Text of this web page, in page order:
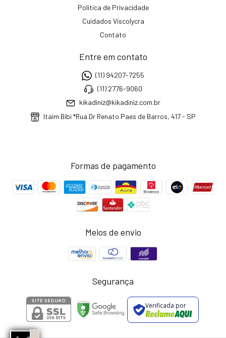
Política de Privacidade
Cuidados Viscolycra
Contato
Entre em contato
(11) 94207-7255
(11) 2776-9060
kikadiniz@kikadiniz.com.br
Itaim Bibi *Rua Dr Renato Paes de Barros, 417 - SP
Formas de pagamento
Meios de envio
Segurança
Verificada por